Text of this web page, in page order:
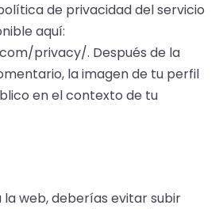
de privacidad del servicio
aquí:
privacy/. Después de la
la imagen de tu perfil
en el contexto de tu
la web, deberías evitar subir